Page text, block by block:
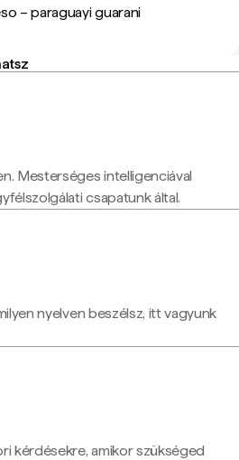
– paraguayi guarani
Mesterséges intelligenciával
csapatunk által.
nyelven beszélsz, itt vagyunk
kérdésekre, amikor szükséged